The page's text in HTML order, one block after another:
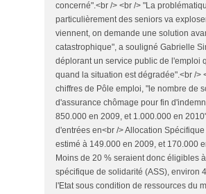
concerné".<br /> <br /> "La
particulièrement des seniors va
viennent, on demande une solution
catastrophique", a souligné Gabrielle
déplorant un service public de l'emploi
quand la situation est dégradée".<br />
chiffres de Pôle emploi, "le nombre de
d'assurance chômage pour fin
850.000 en 2009, et 1.000.000 en
d'entrées en<br /> Allocation
estimé à 149.000 en 2009, et 170.000
Moins de 20 % seraient donc éligibles
spécifique de solidarité (ASS), environ
l'Etat sous condition de ressources du